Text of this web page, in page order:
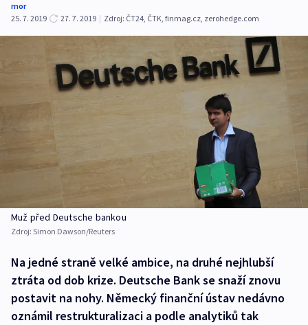
mor
25. 7. 2019
27. 7. 2019 | Zdroj: ČT24, ČTK, finmag.cz, zerohedge.com
Muž před Deutsche bankou
Zdroj: Simon Dawson/Reuters
Na jedné straně velké ambice, na druhé nejhlubší
ztráta od dob krize. Deutsche Bank se snaží znovu
postavit na nohy. Německý finanční ústav nedávno
oznámil restrukturalizaci a podle analytiků tak